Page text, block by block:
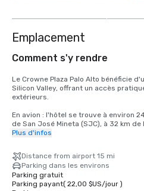
Emplacement
Comment s'y rendre
Le Crowne Plaza Palo Alto bénéficie
Silicon Valley, offrant un accès
extérieurs.
En avion : l'hôtel se trouve à environ
de San José Mineta (SJC), à 32 km
Francisco (SFO) et à 40 km de
voitures de location.
En voiture : idéalement situé juste à
facilement accessible depuis les
Plus d'infos
Distance from airport 15 mi
Parking dans les environs
Parking gratuit
Parking payant( 22,00 $US/jour)